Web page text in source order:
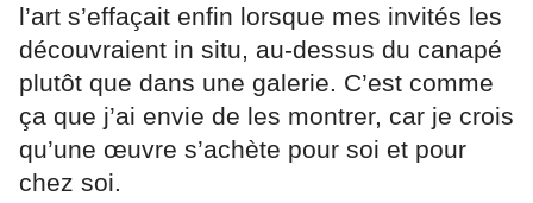
l’art s’effaçait enfin lorsque mes invités les
découvraient in situ, au-dessus du canapé
plutôt que dans une galerie. C’est comme
ça que j’ai envie de les montrer, car je crois
qu’une œuvre s’achète pour soi et pour
chez soi.